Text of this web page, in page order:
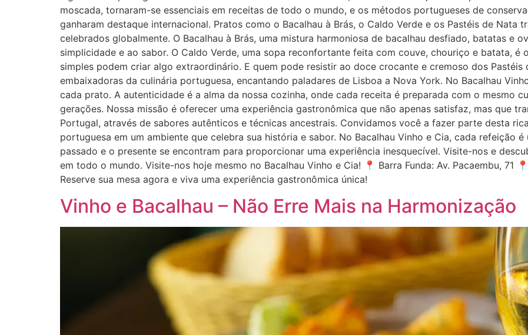
moscada, tornaram-se essenciais em receitas de todo o mundo, e os métodos portugueses de
ganharam destaque internacional. Pratos como o Bacalhau à Brás, o Caldo Verde e os Pastéis de Nata
celebrados globalmente. O Bacalhau à Brás, uma mistura harmoniosa de bacalhau desfiado, batatas e
simplicidade e ao sabor. O Caldo Verde, uma sopa reconfortante feita com couve, chouriço e batata,
simples podem criar algo extraordinário. E quem pode resistir ao doce crocante e cremoso dos Pastéis
embaixadoras da culinária portuguesa, encantando paladares de Lisboa a Nova York. No Bacalhau
cada prato. A autenticidade é a alma da nossa cozinha, onde cada receita é preparada com o mesmo
gerações. Nossa missão é oferecer uma experiência gastronômica que não apenas satisfaz, mas que
Portugal, através de sabores autênticos e técnicas ancestrais. Convidamos você a fazer parte desta
portuguesa em um ambiente que celebra sua história e sabor. No Bacalhau Vinho e Cia, cada refeição
passado e o presente se encontram para proporcionar uma experiência inesquecível. Visite-nos e
em todo o mundo. Visite-nos hoje mesmo no Bacalhau Vinho e Cia! 📍 Barra Funda: Av. Pacaembu, 71
Reserve sua mesa agora e viva uma experiência gastronômica única!
Vinho e Bacalhau – Não Erre Mais na Harmonização